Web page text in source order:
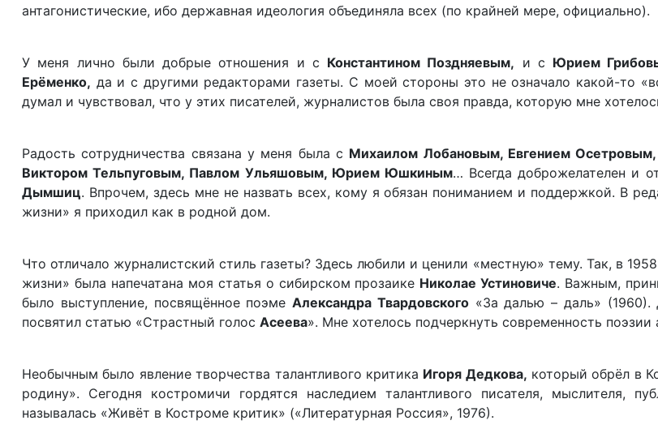
антагонистические, ибо державная идеология объединяла всех (по крайней мере, официально).
У меня лично были добрые отношения и с Константином Поздняевым, и с Юрием
Ерёменко, да и с другими редакторами газеты. С моей стороны это не означало какой-то
думал и чувствовал, что у этих писателей, журналистов была своя правда, которую мне
Радость сотрудничества связана у меня была с Михаилом Лобановым, Евгением
Виктором Тельпуговым, Павлом Ульяшовым, Юрием Юшкиным… Всегда доброжелателен и
Дымшиц. Впрочем, здесь мне не назвать всех, кому я обязан пониманием и поддержкой. В
жизни» я приходил как в родной дом.
Что отличало журналистский стиль газеты? Здесь любили и ценили «местную» тему. Так, в
жизни» была напечатана моя статья о сибирском прозаике Николае Устиновиче. Важным,
было выступление, посвящённое поэмеАлександра Твардовского«За далью – даль» (1960).
посвятил статью «Страстный голос Асеева». Мне хотелось подчеркнуть современность поэзии
Необычным было явление творчества талантливого критика Игоря Дедкова, который обрёл в
родину». Сегодня костромичи гордятся наследием талантливого писателя, мыслителя,
называлась «Живёт в Костроме критик» («Литературная Россия», 1976).